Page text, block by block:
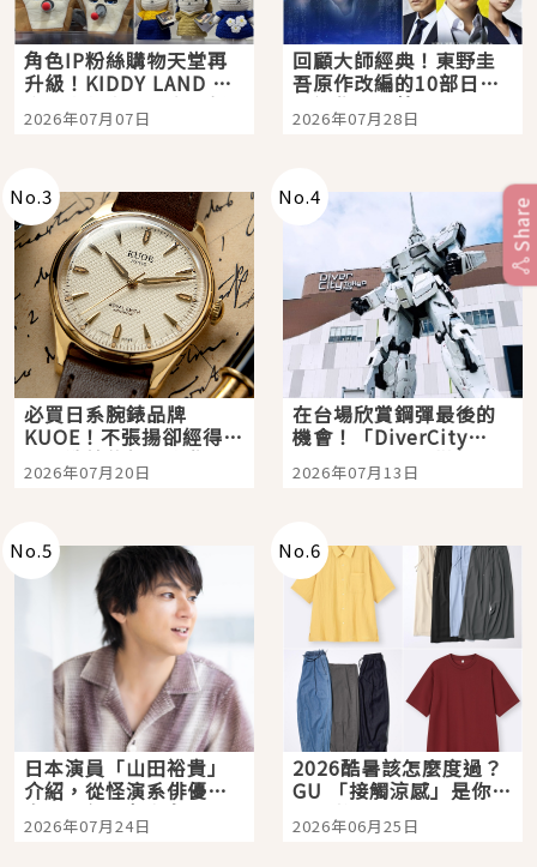
角色IP粉絲購物天堂再
升級！KIDDY LAND 原
宿店吉伊卡哇迎客，新
開幕 OMOKADO 店3分
2026年07月07日
回顧大師經典！東野圭
吾原作改編的10部日本
影視作品推薦
2026年07月28日
No.3
必買日系腕錶品牌
KUOE！不張揚卻經得起
時間洗鍊的經典之作五
選
2026年07月20日
No.4
在台場欣賞鋼彈最後的
機會！「DiverCity
Tokyo Plaza」搭船、
購物、美食及夜景，一
2026年07月13日
No.5
日本演員「山田裕貴」
介紹，從怪演系俳優走
向國民級日劇主角
2026年07月24日
No.6
2026酷暑該怎麼度過？
GU 「接觸涼感」是你的
夏日救星
2026年06月25日
Share